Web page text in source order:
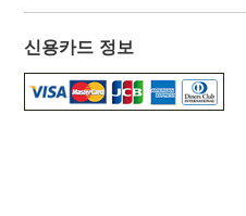
신용카드 정보